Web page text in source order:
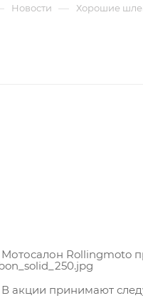
Новости — Хорошие
Мотосалон Rollingmoto
В акции принимают